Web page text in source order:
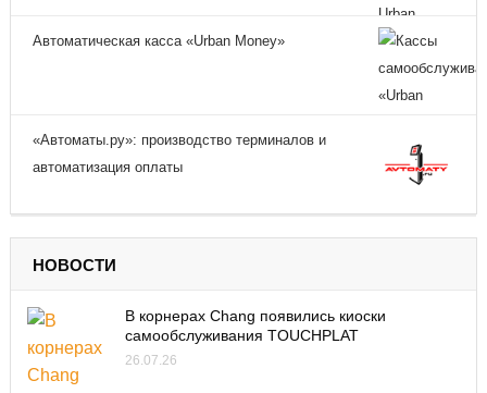
Автоматическая касса «Urban Money»
«Автоматы.ру»: производство терминалов и
автоматизация оплаты
НОВОСТИ
В корнерах Chang появились киоски
самообслуживания TOUCHPLAT
26.07.26